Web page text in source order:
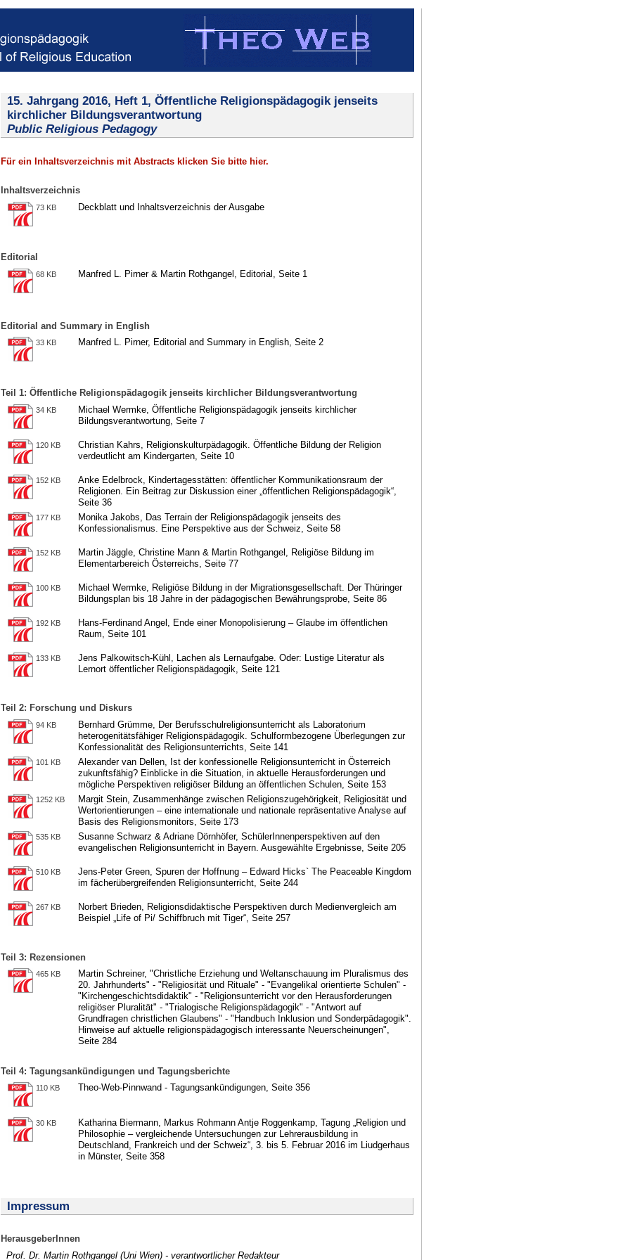
15. Jahrgang 2016, Heft 1, Öffentliche Religionspädagogik jenseits
kirchlicher Bildungsverantwortung
Public Religious Pedagogy
Für ein Inhaltsverzeichnis mit Abstracts klicken Sie bitte hier.
Inhaltsverzeichnis
Deckblatt und Inhaltsverzeichnis der Ausgabe
73 KB
Editorial
Manfred L. Pirner & Martin Rothgangel, Editorial, Seite 1
68 KB
Editorial and Summary in English
Manfred L. Pirner, Editorial and Summary in English, Seite 2
33 KB
Teil 1: Öffentliche Religionspädagogik jenseits kirchlicher Bildungsverantwortung
Michael Wermke, Öffentliche Religionspädagogik jenseits kirchlicher
Bildungsverantwortung, Seite 7
34 KB
Christian Kahrs, Religionskulturpädagogik. Öffentliche Bildung der Religion
verdeutlicht am Kindergarten, Seite 10
120 KB
Anke Edelbrock, Kindertagesstätten: öffentlicher Kommunikationsraum der
Religionen. Ein Beitrag zur Diskussion einer „öffentlichen Religionspädagogik“,
Seite 36
152 KB
Monika Jakobs, Das Terrain der Religionspädagogik jenseits des
Konfessionalismus. Eine Perspektive aus der Schweiz, Seite 58
177 KB
Martin Jäggle, Christine Mann & Martin Rothgangel, Religiöse Bildung im
Elementarbereich Österreichs, Seite 77
152 KB
Michael Wermke, Religiöse Bildung in der Migrationsgesellschaft. Der Thüringer
Bildungsplan bis 18 Jahre in der pädagogischen Bewährungsprobe, Seite 86
100 KB
Hans-Ferdinand Angel, Ende einer Monopolisierung – Glaube im öffentlichen
Raum, Seite 101
192 KB
Jens Palkowitsch-Kühl, Lachen als Lernaufgabe. Oder: Lustige Literatur als
Lernort öffentlicher Religionspädagogik, Seite 121
133 KB
Teil 2: Forschung und Diskurs
Bernhard Grümme, Der Berufsschulreligionsunterricht als Laboratorium
heterogenitätsfähiger Religionspädagogik. Schulformbezogene Überlegungen zur
Konfessionalität des Religionsunterrichts, Seite 141
94 KB
Alexander van Dellen, Ist der konfessionelle Religionsunterricht in Österreich
zukunftsfähig? Einblicke in die Situation, in aktuelle Herausforderungen und
mögliche Perspektiven religiöser Bildung an öffentlichen Schulen, Seite 153
101 KB
Margit Stein, Zusammenhänge zwischen Religionszugehörigkeit, Religiosität und
Wertorientierungen – eine internationale und nationale repräsentative Analyse auf
Basis des Religionsmonitors, Seite 173
1252 KB
Susanne Schwarz & Adriane Dörnhöfer, SchülerInnenperspektiven auf den
evangelischen Religionsunterricht in Bayern. Ausgewählte Ergebnisse, Seite 205
535 KB
Jens-Peter Green, Spuren der Hoffnung – Edward Hicks` The Peaceable Kingdom
im fächerübergreifenden Religionsunterricht, Seite 244
510 KB
Norbert Brieden, Religionsdidaktische Perspektiven durch Medienvergleich am
Beispiel „Life of Pi/ Schiffbruch mit Tiger“, Seite 257
267 KB
Teil 3: Rezensionen
Martin Schreiner, "Christliche Erziehung und Weltanschauung im Pluralismus des
20. Jahrhunderts" - "Religiosität und Rituale" - "Evangelikal orientierte Schulen" -
"Kirchengeschichtsdidaktik" - "Religionsunterricht vor den Herausforderungen
religiöser Pluralität" - "Trialogische Religionspädagogik" - "Antwort auf
Grundfragen christlichen Glaubens" - "Handbuch Inklusion und Sonderpädagogik".
Hinweise auf aktuelle religionspädagogisch interessante Neuerscheinungen",
Seite 284
465 KB
Teil 4: Tagungsankündigungen und Tagungsberichte
Theo-Web-Pinnwand - Tagungsankündigungen, Seite 356
110 KB
Katharina Biermann, Markus Rohmann Antje Roggenkamp, Tagung „Religion und
Philosophie – vergleichende Untersuchungen zur Lehrerausbildung in
Deutschland, Frankreich und der Schweiz“, 3. bis 5. Februar 2016 im Liudgerhaus
in Münster, Seite 358
30 KB
Impressum
HerausgeberInnen
Prof. Dr. Martin Rothgangel (Uni Wien) - verantwortlicher Redakteur